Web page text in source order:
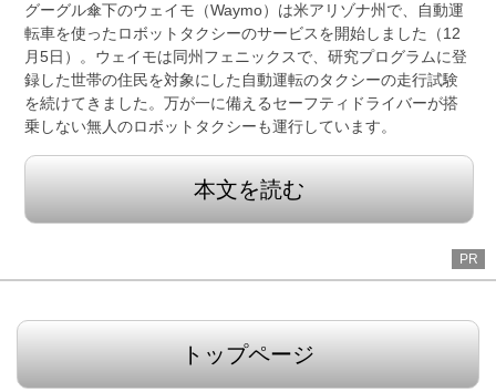
グーグル傘下のウェイモ（Waymo）は米アリゾナ州で、自動運
転車を使ったロボットタクシーのサービスを開始しました（12
月5日）。ウェイモは同州フェニックスで、研究プログラムに登
録した世帯の住民を対象にした自動運転のタクシーの走行試験
を続けてきました。万が一に備えるセーフティドライバーが搭
乗しない無人のロボットタクシーも運行しています。
本文を読む
PR
トップページ